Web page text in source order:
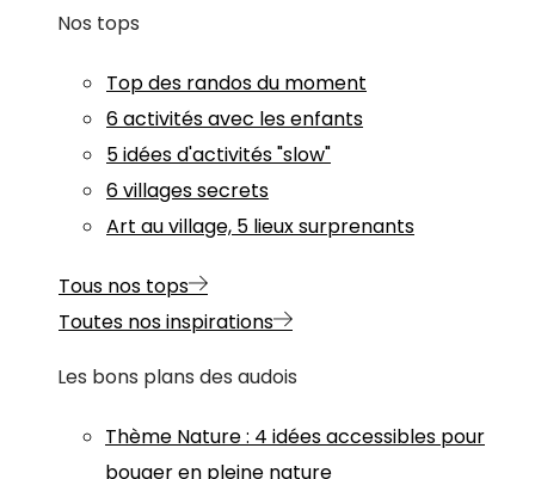
Nos tops
Top des randos du moment
6 activités avec les enfants
5 idées d'activités "slow"
6 villages secrets
Art au village, 5 lieux surprenants
Tous nos tops
Toutes nos inspirations
Les bons plans des audois
Thème Nature: 4 idées accessibles pour
bouger en pleine nature